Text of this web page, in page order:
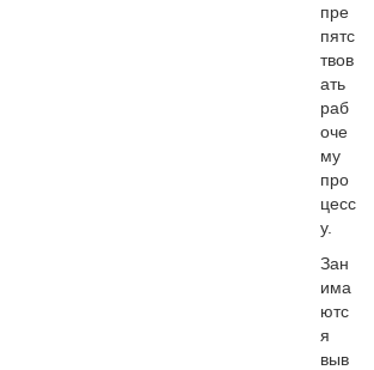
пре
пятс
твов
ать
раб
оче
му
про
цесс
у.
Зан
има
ютс
я
выв